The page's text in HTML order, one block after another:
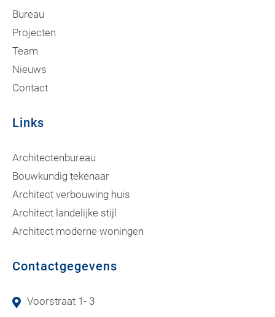
Bureau
Projecten
Team
Nieuws
Contact
Links
Architectenbureau
Bouwkundig tekenaar
Architect verbouwing huis
Architect landelijke stijl
Architect moderne woningen
Contactgegevens
Voorstraat 1- 3